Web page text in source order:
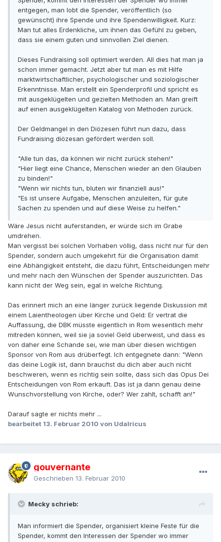
entgegen, man lobt die Spender, veröffentlich (so
gewünscht) ihre Spende und ihre Spendenwilligkeit. Kurz:
Man tut alles Erdenkliche, um ihnen das Gefühl zu geben,
dass sie einem guten und sinnvollen Ziel dienen.
Dieses Fundraising soll optimiert werden. All dies hat man ja
schon immer gemacht. Jetzt aber tut man es mit Hilfe
marktwirtschaftlicher, psychologischer und soziologischer
Erkenntnisse. Man erstellt ein Spenderprofil und spricht es
mit ausgeklügelten und gezielten Methoden an. Man greift
auf einen ausgeklügelten Katalog von Methoden zurück.
Der Geldmangel in den Diözesen führt nun dazu, dass
Fundraising diözesan gefördert werden soll.
"Alle tun das, da können wir nicht zurück stehen!"
"Hier liegt eine Chance, Menschen wieder an den Glauben
zu binden!"
"Wenn wir nichts tun, bluten wir finanziell aus!"
"Es ist unsere Aufgabe, Menschen anzuleiten, für gute
Sachen zu spenden und auf diese Weise zu helfen."
Wäre Jesus nicht auferstanden, er würde sich im Grabe
umdrehen.
Man vergisst bei solchen Vorhaben völlig, dass nicht nur für den
Spender, sondern auch umgekehrt für die Organisation damit
eine Abhängigkeit entsteht, die dazu führt, Entscheidungen mehr
und mehr nach den Wünschen der Spender auszurichten. Das
kann nicht der Weg sein, egal in welche Richtung.
Das erinnert mich an eine länger zurück liegende Diskussion mit
einem Laientheologen über Kirche und Geld: Er vertrat die
Auffassung, die DBK müsste eigentlich in Rom wesentlich mehr
mitreden können, weil sie ja soviel Geld überweist, und dass es
von daher eine Schande sei, wie man über diesen wichtigen
Sponsor von Rom aus drüberfegt. Ich entgegnete dann: "Wenn
das deine Logik ist, dann brauchst du dich aber auch nicht
beschweren, wenn es richtig sein sollte, dass sich das Opus Dei
Entscheidungen von Rom erkauft. Das ist ja dann genau deine
Wunschvorstellung von Kirche, oder? Wer zahlt, schafft an!"
Darauf sagte er nichts mehr ...
bearbeitet 13. Februar 2010 von Udalricus
gouvernante
Geschrieben 13. Februar 2010
Mecky schrieb:
Man informiert die Spender, organisiert kleine Feste für die
Spender, kommt den Interessen der Spender wo immer